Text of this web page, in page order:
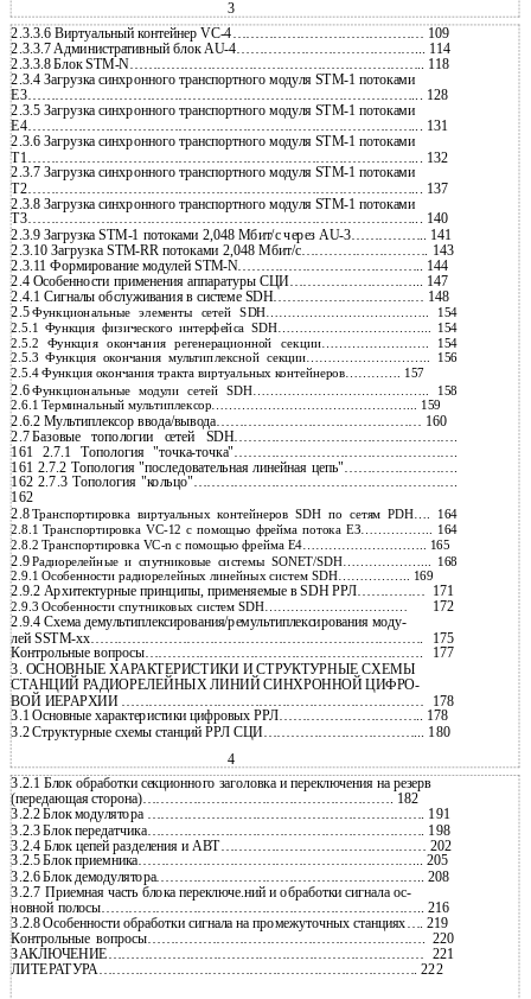
3
2.3.3.6 Виртуальный контейнер VC-4…………………………………… 109
2.3.3.7Административный блокAU-4…………………………………... 114
2.3.3.8БлокSTM-N……………………………………………………….. 118
2.3.4 Загрузка синхронного транспортного модуля STM-1 потоками
Е3…………………………………………………………………………... 128
2.3.5 Загрузка синхронного транспортного модуля STM-1 потоками
Е4…………………………………………………………………………... 131
2.3.6 Загрузка синхронного транспортного модуля STM-1 потоками
T1…………………………………………………………………………... 132
2.3.7 Загрузка синхронного транспортного модуля STM-1 потоками
T2…………………………………………………………………………... 137
2.3.8 Загрузка синхронного транспортного модуля STM-1 потоками
Т3…………………………………………………………………………... 140
2.3.9 Загрузка STM-1 потоками 2,048 Мбит/с через AU-3…………….. 141
2.3.10 Загрузка STM-RR потоками 2,048 Мбит/с………………………. 143
2.3.11 Формирование модулей STM-N………………………………….. 144
2.4 Особенности применения аппаратуры СЦИ………………………... 147
2.4.1 Сигналы обслуживания в системе SDH…………………………… 148
2.5 Функциональные элементы сетей SDH……………………………….. 154
2.5.1 Функция физического интерфейса SDH……………………………... 154
2.5.2 Функция окончания регенерационной секции……………………. 154
2.5.3 Функция окончания мультиплексной секции……………………….. 156
2.5.4 Функция окончания тракта виртуальных контейнеров…………. 157
2.6Функциональные модули сетей SDH………………………………….. 158
2.6.1 Терминальный мультиплексор………………………………………... 159
2.6.2 Мультиплексор ввода/вывода……………………………………… 160
2.7Базовые топологии сетей SDH………………………………………….
161 2.7.1 Топология"точка-точка"………………………………………….
161 2.7.2 Топология "последовательная линейная цепь"…………………….
162 2.7.3 Топология "кольцо"………………………………………………….
162
2.8 Транспортировка виртуальных контейнеров SDH по сетям PDH…. 164
2.8.1 Транспортировка VC-12 с помощью фрейма потока ЕЗ…………….. 164
2.8.2 Транспортировка VC-n с помощью фрейма Е4……………………….. 165
2.9Радиорелейные и спутниковые системы SONET/SDH………………... 168
2.9.1 Особенности радиорелейных линейных систем SDH…………….. 169
2.9.2 Архитектурные принципы, применяемые в SDH РРЛ…………… 171
2.9.3 Особенности спутниковых систем SDH……………………………
172
2.9.4 Схема демультиплексирования/ремультиплексирования моду-
лей SSTM-хх……………………………………………………………….
175
Контрольные вопросы…………………………………………………….
177
3. ОСНОВНЫЕ ХАРАКТЕРИСТИКИ И СТРУКТУРНЫЕ СХЕМЫ
СТАНЦИЙ РАДИОРЕЛЕЙНЫХ ЛИНИЙ СИНХРОННОЙ ЦИФРО-
ВОЙ ИЕРАРХИИ …………………………………………………………
178
3.1Основные характеристики цифровых РРЛ………………………….. 178
3.2Структурные схемы станций РРЛ СЦИ……………………………... 180
4
3.2.1 Блок обработки секционного заголовка и переключения на резерв
(передающая сторона)………………………………………………. 182
3.2.2Блок модулятора ……………………………………………………. 191
3.2.3Блок передатчика……………………………………………………. 198
3.2.4 Блок цепей разделения и АВТ……………………………………… 202
3.2.5Блок приемника……………………………………………………... 205
3.2.6Блок демодулятора………………………………………………….. 208
3.2.7 Приемная часть блока переключе.ний и обработки сигнала ос-
новной полосы…………………………………………………………….. 216
3.2.8Особенности обработки сигнала на промежуточных станциях…. 219
Контрольные вопросы……………………………………………………. 220
ЗАКЛЮЧЕНИЕ…………………………………………………………… 221
ЛИТЕРАТУРА……………………………………………………………. 222